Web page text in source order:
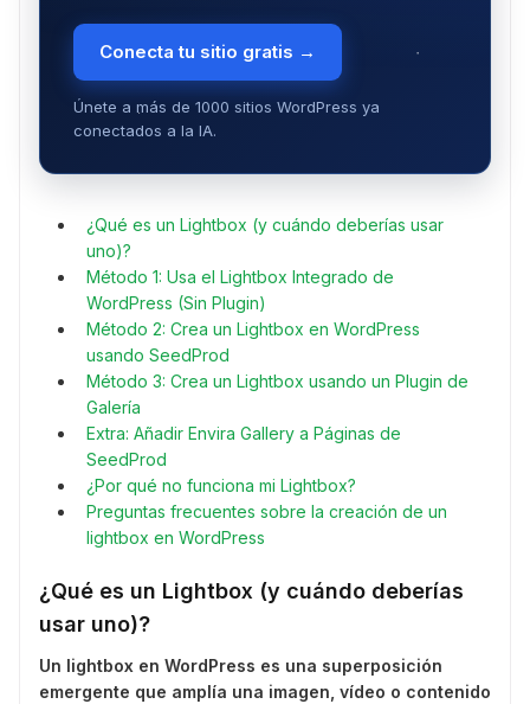
Conecta tu sitio gratis →
Únete a más de 1000 sitios WordPress ya
conectados a la IA.
¿Qué es un Lightbox (y cuándo deberías usar
uno)?
Método 1: Usa el Lightbox Integrado de
WordPress (Sin Plugin)
Método 2: Crea un Lightbox en WordPress
usando SeedProd
Método 3: Crea un Lightbox usando un Plugin de
Galería
Extra: Añadir Envira Gallery a Páginas de
SeedProd
¿Por qué no funciona mi Lightbox?
Preguntas frecuentes sobre la creación de un
lightbox en WordPress
¿Qué es un Lightbox (y cuándo deberías
usar uno)?
Un lightbox en WordPress es una superposición
emergente que amplía una imagen, vídeo o contenido